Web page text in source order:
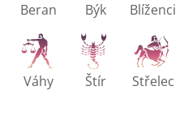
Beran Býk Blíženci
Váhy Štír Střelec